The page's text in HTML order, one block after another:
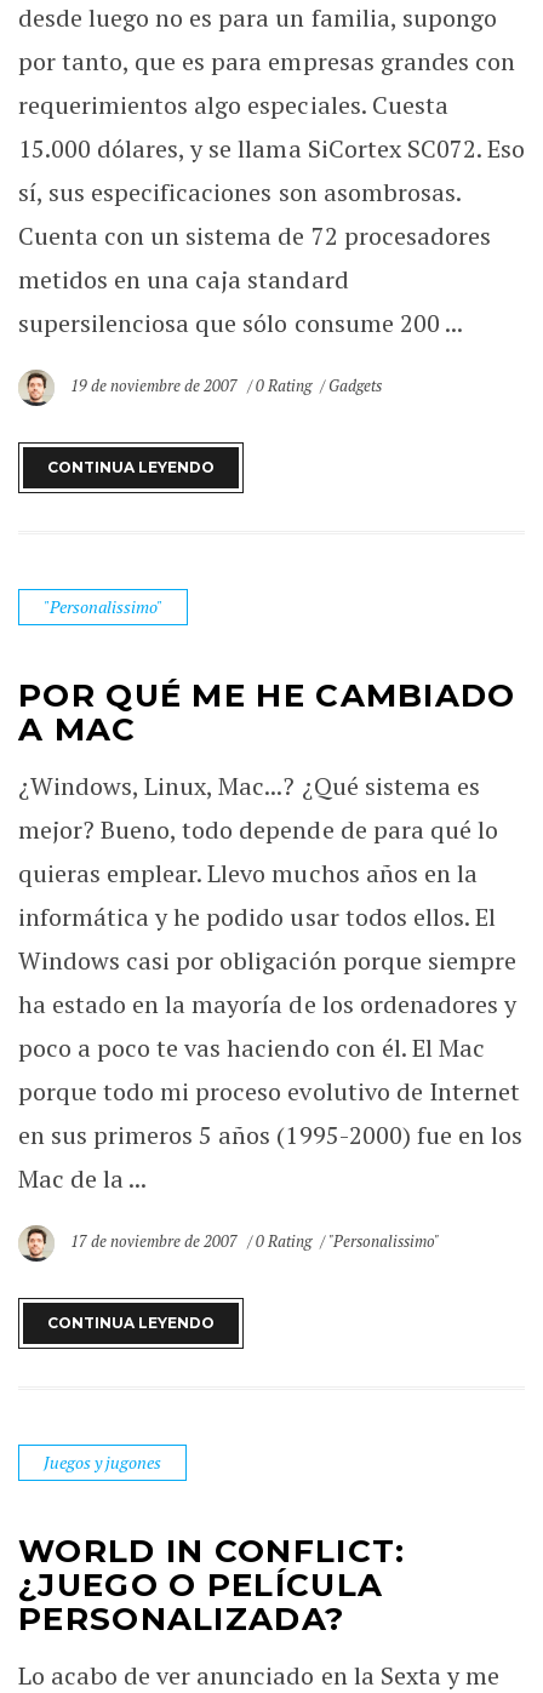
desde luego no es para un familia, supongo
por tanto, que es para empresas grandes con
requerimientos algo especiales. Cuesta
15.000 dólares, y se llama SiCortex SC072. Eso
sí, sus especificaciones son asombrosas.
Cuenta con un sistema de 72 procesadores
metidos en una caja standard
supersilenciosa que sólo consume 200 ...
19 de noviembre de 2007 0 Rating Gadgets
CONTINUA LEYENDO
"Personalissimo"
POR QUÉ ME HE CAMBIADO
A MAC
¿Windows, Linux, Mac...? ¿Qué sistema es
mejor? Bueno, todo depende de para qué lo
quieras emplear. Llevo muchos años en la
informática y he podido usar todos ellos. El
Windows casi por obligación porque siempre
ha estado en la mayoría de los ordenadores y
poco a poco te vas haciendo con él. El Mac
porque todo mi proceso evolutivo de Internet
en sus primeros 5 años (1995-2000) fue en los
Mac de la ...
17 de noviembre de 2007 0 Rating "Personalissimo"
CONTINUA LEYENDO
Juegos y jugones
WORLD IN CONFLICT:
¿JUEGO O PELÍCULA
PERSONALIZADA?
Lo acabo de ver anunciado en la Sexta y me